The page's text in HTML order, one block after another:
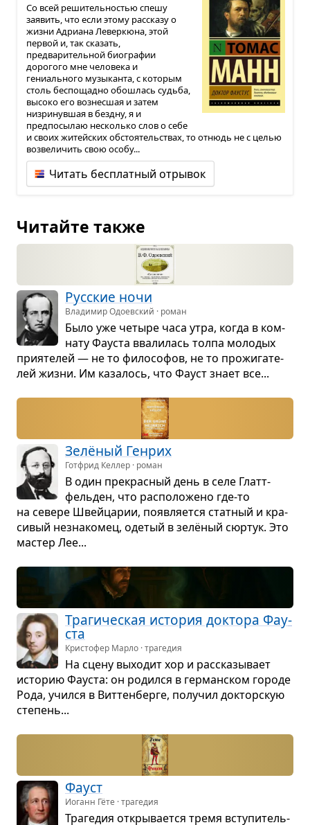
Cо всей решительностью спешу
заявить, что если этому рассказу о
жизни Адриана Леверкюна, этой
первой и, так сказать,
предварительной биографии
дорогого мне человека и
гениального музыканта, с которым
столь беспощадно обошлась судьба,
высоко его вознесшая и затем
низринувшая в бездну, я и
предпосылаю несколько слов о себе
и своих житейских обстоятельствах, то отнюдь не с целью
возвеличить свою особу...
Читать бесплатный отрывок
Читайте также
Рус­ские ночи
Владимир Одоевский · роман
Было уже четыре часа утра, когда в ком­
нату Фау­ста вва­ли­лась толпа моло­дых
при­я­те­лей — не то фило­со­фов, не то про­жи­га­те­
лей жизни. Им каза­лось, что Фауст знает все...
Зелё­ный Ген­рих
Готфрид Келлер · роман
В один пре­крас­ный день в селе Глатт­
фель­ден, что рас­по­ло­жено где-то
на севере Швейца­рии, появ­ля­ется стат­ный и кра­
си­вый незна­ко­мец, оде­тый в зелё­ный сюр­тук. Это
мастер Лее...
Тра­ги­че­ская исто­рия док­тора Фау­
ста
Кристофер Марло · трагедия
На сцену выхо­дит хор и рас­ска­зы­вает
исто­рию Фау­ста: он родился в гер­ман­ском городе
Рода, учился в Вит­тен­берге, полу­чил док­тор­скую
сте­пень...
Фауст
Иоганн Гёте · трагедия
Тра­ге­дия откры­ва­ется тремя всту­пи­тель­